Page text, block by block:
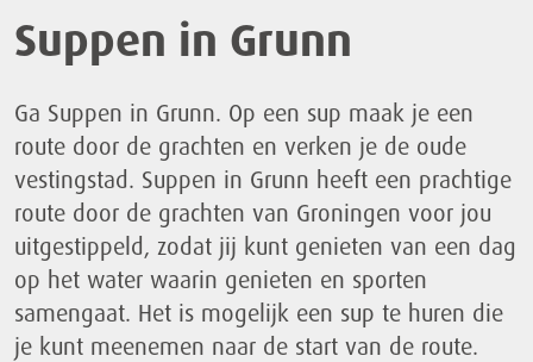
Suppen in Grunn
Ga Suppen in Grunn. Op een sup maak je een
route door de grachten en verken je de oude
vestingstad. Suppen in Grunn heeft een prachtige
route door de grachten van Groningen voor jou
uitgestippeld, zodat jij kunt genieten van een dag
op het water waarin genieten en sporten
samengaat. Het is mogelijk een sup te huren die
je kunt meenemen naar de start van de route.